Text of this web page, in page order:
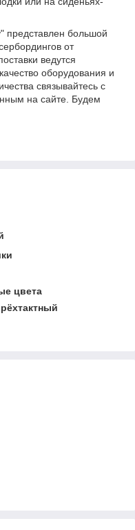
представлен большой
от
ведутся
оборудования и
связывайтесь с
на сайте. Будем
цвета